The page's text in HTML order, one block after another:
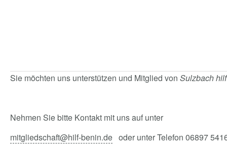
Sie möchten uns unterstützen und Mitglied von Sulzbach
Nehmen Sie bitte Kontakt mit uns auf unter
mitgliedschaft@hilf-benin.de oder unter Telefon 06897